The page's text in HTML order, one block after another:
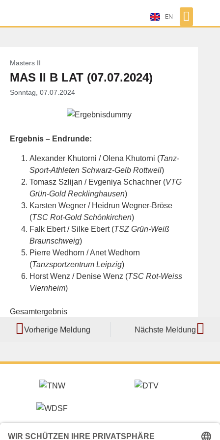
EN
Masters II
MAS II B LAT (07.07.2024)
Sonntag, 07.07.2024
Ergebnis – Endrunde:
Alexander Khutorni / Olena Khutorni (Tanz-
Sport-Athleten Schwarz-Gelb Rottweil)
Tomasz Szlijan / Evgeniya Schachner (VTG
Grün-Gold Recklinghausen)
Karsten Wegner / Heidrun Wegner-Bröse
(TSC Rot-Gold Schönkirchen)
Falk Ebert / Silke Ebert (TSZ Grün-Weiß
Braunschweig)
Pierre Wedhorn / Anet Wedhorn
(Tanzsportzentrum Leipzig)
Horst Wenz / Denise Wenz (TSC Rot-Weiss
Viernheim)
Gesamtergebnis
Vorherige Meldung Nächste Meldung